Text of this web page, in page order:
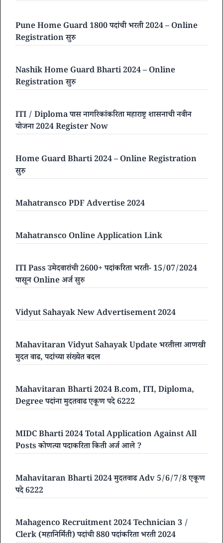
Pune Home Guard 1800 पदांची भरती 2024 – Online
Registration सुरु
Nashik Home Guard Bharti 2024 – Online
Registration सुरु
ITI / Diploma पास नागरिकांकरिता महाराष्ट्र शासनाची नवीन
योजना 2024 Register Now
Home Guard Bharti 2024 – Online Registration
सुरु
Mahatransco PDF Advertise 2024
Mahatransco Online Application Link
ITI Pass उमेदवारांची 2600+ पदांकरिता भरती- 15/07/2024
पासून Online अर्ज सुरु
Vidyut Sahayak New Advertisement 2024
Mahavitaran Vidyut Sahayak Update भरतीला आणखी
मुदत वाढ, पदांच्या संख्येत बदल
Mahavitaran Bharti 2024 B.com, ITI, Diploma,
Degree पदांना मुदतवाढ एकूण पदे 6222
MIDC Bharti 2024 Total Application Against All
Posts कोणत्या पदाकरिता किती अर्ज आले ?
Mahavitaran Bharti 2024 मुदतवाढ Adv 5/6/7/8 एकूण
पदे 6222
Mahagenco Recruitment 2024 Technician 3 /
Clerk (महानिर्मिती) पदांची 880 पदांकरिता भरती 2024